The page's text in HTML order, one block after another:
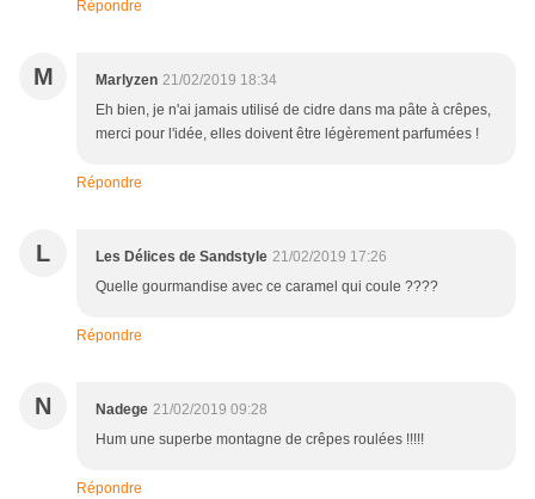
Répondre
M Marlyzen 21/02/2019 18:34
Eh bien, je n'ai jamais utilisé de cidre dans ma pâte à crêpes,
merci pour l'idée, elles doivent être légèrement parfumées !
Répondre
L Les Délices de Sandstyle 21/02/2019 17:26
Quelle gourmandise avec ce caramel qui coule ????
Répondre
N Nadege 21/02/2019 09:28
Hum une superbe montagne de crêpes roulées !!!!!
Répondre